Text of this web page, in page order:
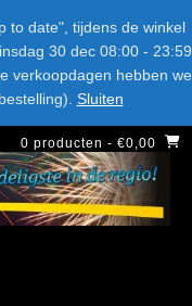
to date", tijdens de winkel
30 dec 08:00 - 23:59
verkoopdagen hebben we
Sluiten
CATEGORIE
0 producten - €0,00